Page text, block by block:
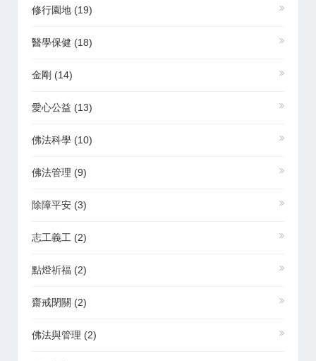
修行園地 (19)
醫學保健 (18)
金剛 (14)
愛心公益 (13)
佛法科學 (10)
佛法管理 (9)
除障平安 (3)
志工義工 (2)
點燈祈福 (2)
齋戒閉關 (2)
佛法與管理 (2)